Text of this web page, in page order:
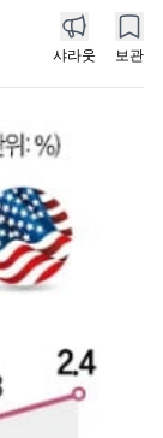
샤라웃 보관